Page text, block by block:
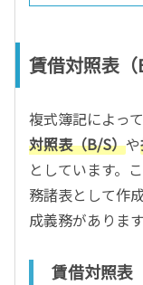
賃借対照表（
複式簿記によっ
対照表（B/S）や
としています。
務諸表として作
成義務があります
賃借対照表